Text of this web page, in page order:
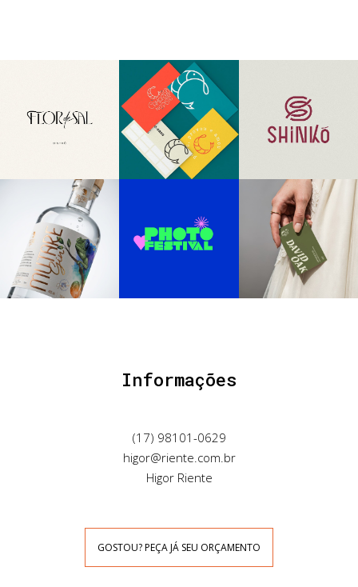
Informações
(17) 98101-0629
higor@riente.com.br
Higor Riente
GOSTOU? PEÇA JÁ SEU ORÇAMENTO